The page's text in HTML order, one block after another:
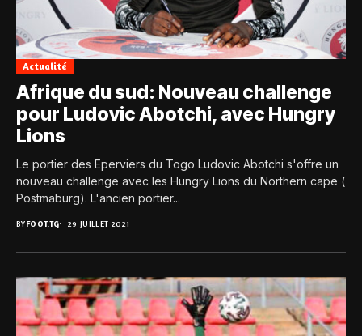
Actualité
Afrique du sud: Nouveau challenge
pour Ludovic Abotchi, avec Hungry
Lions
Le portier des Eperviers du Togo Ludovic Abotchi s'offre un
nouveau challenge avec les Hungry Lions du Northern cape (
Postmaburg). L'ancien portier...
BYFOOT.TG 29 JUILLET 2021